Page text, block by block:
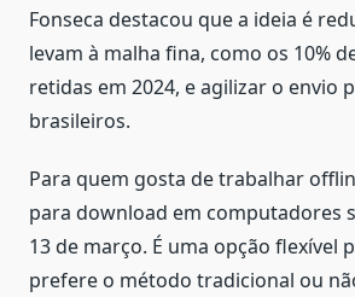
Fonseca destacou que a ideia é
levam à malha fina, como os 10%
retidas em 2024, e agilizar o envio
brasileiros.
Para quem gosta de trabalhar
para download em computadores
13 de março. É uma opção flexível
prefere o método tradicional ou